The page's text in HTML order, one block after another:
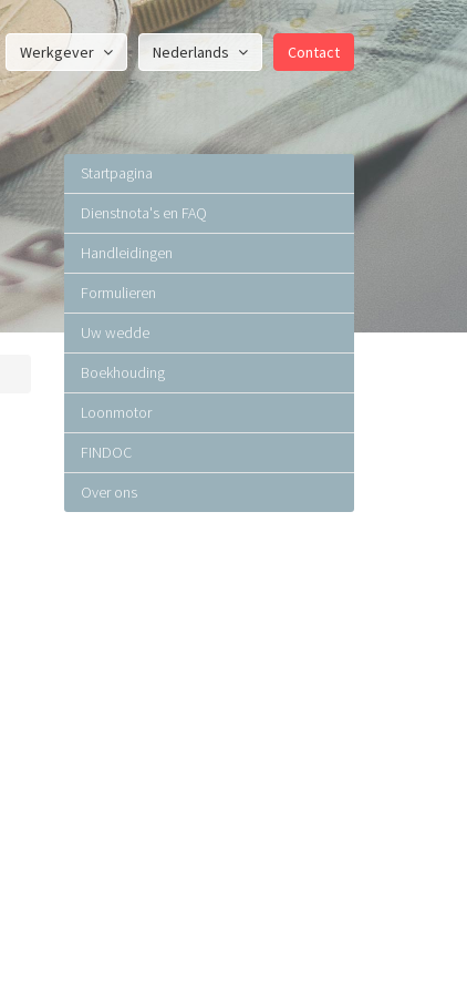
Contact
Nederlands
Werkgever
Startpagina
Dienstnota's en FAQ
Handleidingen
Formulieren
Uw wedde
Boekhouding
Loonmotor
FINDOC
Over ons